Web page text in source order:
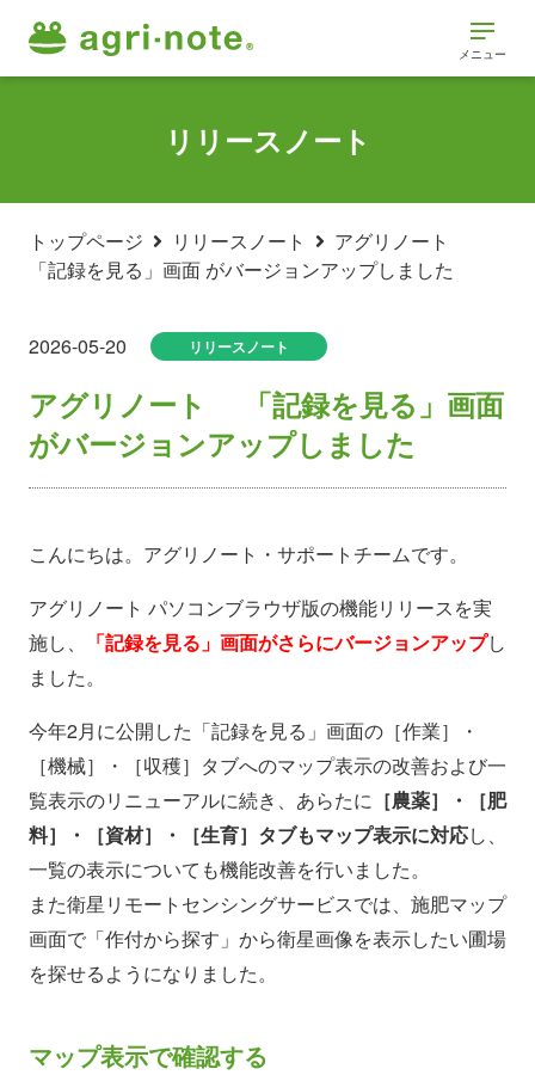
メニュー
リリースノート
トップページ リリースノート
アグリノート
「記録を見る」画面 がバージョンアップしました
アグリノート 「記録を見る」画面
がバージョンアップしました
2026-05-20 リリースノート
こんにちは。アグリノート・サポートチームです。
アグリノート パソコンブラウザ版の機能リリースを実
施し、
「記録を見る」画面がさらにバージョンアップし
ました。
今年2月に公開した「記録を見る」画面の［作業］・
［機械］・［収穫］タブへのマップ表示の改善および一
覧表示のリニューアルに続き、あらたに ［農薬］・［肥
料］・［資材］・［生育］タブもマップ表示に対応し、
一覧の表示についても機能改善を行いました。
また衛星リモートセンシングサービスでは、施肥マップ
画面で「作付から探す」から衛星画像を表示したい圃場
を探せるようになりました。
マップ表示で確認する